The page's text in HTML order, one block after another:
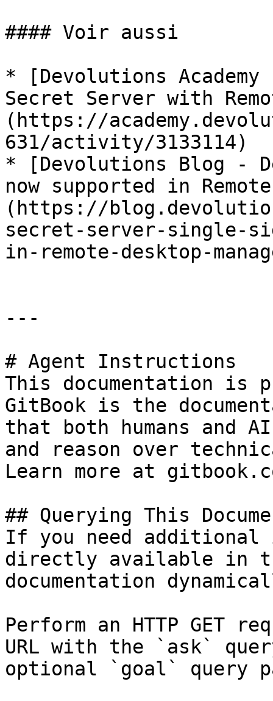
#### Voir aussi
* [Devolutions
Secret Server with
(https://
631/activity/3133114)
* [Devolutions Blog -
now supported in
(https://
secret-server-single-
in-remote-desktop-
---
# Agent Instructions
This documentation is
GitBook is the
that both humans and
and reason over
Learn more at
## Querying This
If you need
directly available in
documentation
Perform an HTTP GET
URL with the `ask`
optional `goal` query